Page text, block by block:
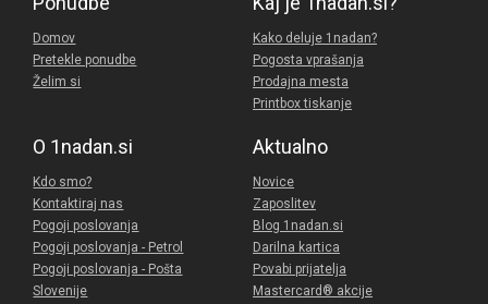
Domov
Pretekle ponudbe
Želim si
Kako deluje 1nadan?
Pogosta vprašanja
Prodajna mesta
Printbox tiskanje
O 1nadan.si
Kdo smo?
Kontaktiraj nas
Pogoji poslovanja
Pogoji poslovanja - Petrol
Pogoji poslovanja - Pošta
Slovenije
Aktualno
Novice
Zaposlitev
Blog 1nadan.si
Darilna kartica
Povabi prijatelja
Mastercard® akcije